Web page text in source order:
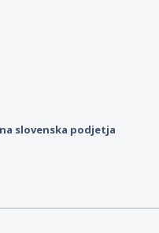
slovenska podjetja